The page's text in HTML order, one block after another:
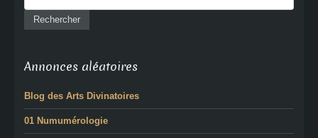
Annonces aléatoires
Blog des Arts Divinatoires
01 Numumérologie